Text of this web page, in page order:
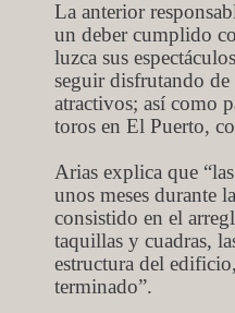
La anterior
un deber cumplido
luzca sus
seguir disfrutando
atractivos; así como
toros en El Puerto,
Arias explica que
unos meses durante
consistido en el
taquillas y cuadras,
estructura del
terminado”.